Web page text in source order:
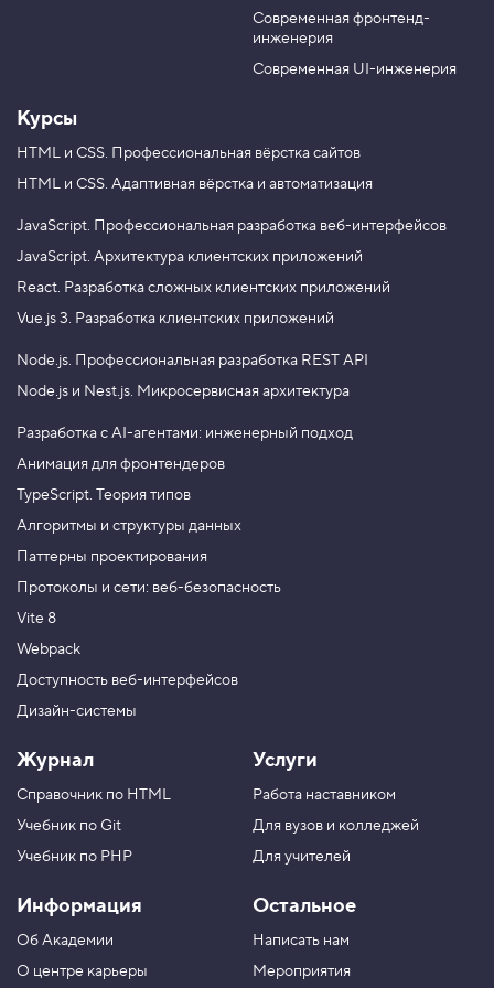
r
a
m
Современная фронтенд-
инженерия
Современная UI-инженерия
Курсы
HTML и CSS. Профессиональная вёрстка сайтов
HTML и CSS. Адаптивная вёрстка и автоматизация
JavaScript. Профессиональная разработка веб-интерфейсов
JavaScript. Архитектура клиентских приложений
React. Разработка сложных клиентских приложений
Vue.js 3. Разработка клиентских приложений
Node.js. Профессиональная разработка REST API
Node.js и Nest.js. Микросервисная архитектура
Разработка с AI-агентами: инженерный подход
Анимация для фронтендеров
TypeScript. Теория типов
Алгоритмы и структуры данных
Паттерны проектирования
Протоколы и сети: веб-безопасность
Vite 8
Webpack
Доступность веб-интерфейсов
Дизайн-системы
Журнал
Справочник по HTML
Учебник по Git
Учебник по PHP
Информация
Об Академии
О центре карьеры
Услуги
Работа наставником
Для вузов и колледжей
Для учителей
Остальное
Написать нам
Мероприятия